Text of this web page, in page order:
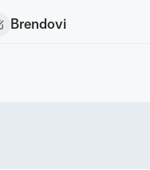
Brendovi